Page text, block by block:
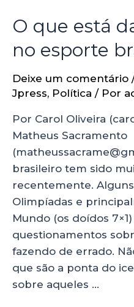
O que está
no esporte
Deixe um comentário
Jpress, Política / Por
Por Carol Oliveira
Matheus Sacramento
brasileiro tem sido
recentemente.
Olimpíadas e
Mundo (os doídos
questionamentos
fazendo de errado.
que são a ponta do
sobre aqueles …